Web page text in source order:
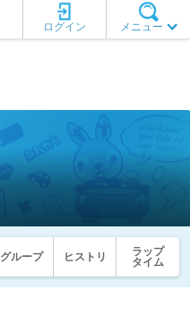
メニュー
ログイン
グループ ヒストリ
ラップ
タイム